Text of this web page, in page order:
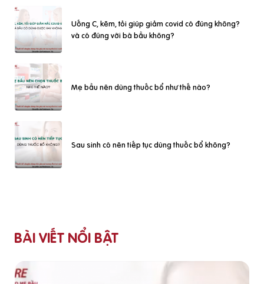
Uống C, kẽm, tỏi giúp giảm covid có đúng không?
và có đúng với bà bầu không?
Mẹ bầu nên dùng thuốc bổ như thế nào?
Sau sinh có nên tiếp tục dùng thuốc bổ không?
BÀI VIẾT NỔI BẬT